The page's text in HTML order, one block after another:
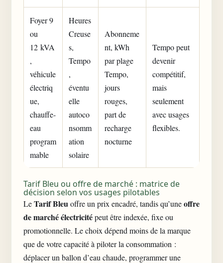
Foyer 9
ou
12 kVA
,
véhicule
électriq
ue,
chauffe-
eau
program
mable
Heures
Creuse
s,
Tempo
,
éventu
elle
autoco
nsomm
ation
solaire
Abonneme
nt, kWh
par plage
Tempo,
jours
rouges,
part de
recharge
nocturne
Tempo peut
devenir
compétitif,
mais
seulement
avec usages
flexibles.
Tarif Bleu ou offre de marché : matrice de
décision selon vos usages pilotables
LeTarif Bleuoffre un prix encadré, tandis qu’uneoffre
de marché électricitépeut être indexée, fixe ou
promotionnelle. Le choix dépend moins de la marque
que de votre capacité à piloter la consommation :
déplacer un ballon d’eau chaude, programmer une